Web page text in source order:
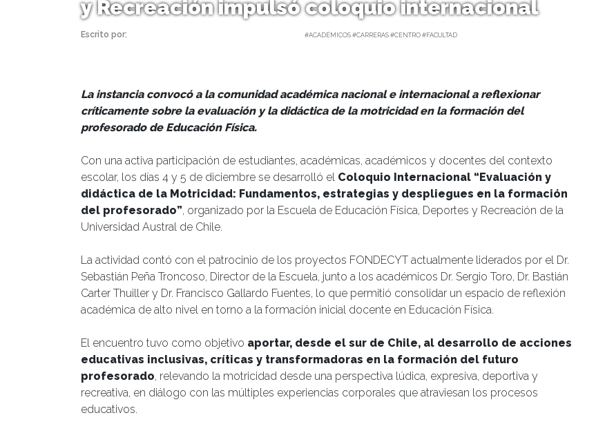
y Recreación impulsó coloquio internacional
Escrito por: #ACADÉMICOS #CARRERAS #CENTRO #FACULTAD
La instancia convocó a la comunidad académica nacional e internacional a reflexionar
críticamente sobre la evaluación y la didáctica de la motricidad en la formación del
profesorado de Educación Física.
Con una activa participación de estudiantes, académicas, académicos y docentes del contexto
escolar, los días 4 y 5 de diciembre se desarrolló el Coloquio Internacional “Evaluación y
didáctica de la Motricidad: Fundamentos, estrategias y despliegues en la formación
del profesorado”, organizado por la Escuela de Educación Física, Deportes y Recreación de la
Universidad Austral de Chile.
La actividad contó con el patrocinio de los proyectos FONDECYT actualmente liderados por el Dr.
Sebastián Peña Troncoso, Director de la Escuela, junto a los académicos Dr. Sergio Toro, Dr. Bastián
Carter Thuiller y Dr. Francisco Gallardo Fuentes, lo que permitió consolidar un espacio de reflexión
académica de alto nivel en torno a la formación inicial docente en Educación Física.
El encuentro tuvo como objetivo aportar, desde el sur de Chile, al desarrollo de acciones
educativas inclusivas, críticas y transformadoras en la formación del futuro
profesorado, relevando la motricidad desde una perspectiva lúdica, expresiva, deportiva y
recreativa, en diálogo con las múltiples experiencias corporales que atraviesan los procesos
educativos.